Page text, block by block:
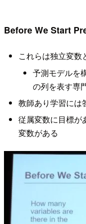
Before We Start
これらは独立変数
予測モデルを
の列を表す専
教師あり学習には
従属変数に目標が
変数がある